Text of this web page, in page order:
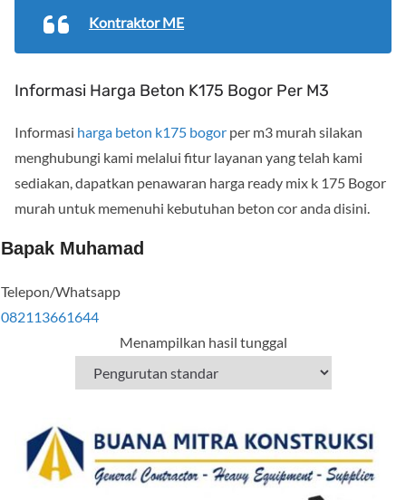
Kontraktor ME
Informasi Harga Beton K175 Bogor Per M3
Informasi harga beton k175 bogor per m3 murah silakan
menghubungi kami melalui fitur layanan yang telah kami
sediakan, dapatkan penawaran harga ready mix k 175 Bogor
murah untuk memenuhi kebutuhan beton cor anda disini.
Bapak Muhamad
Telepon/Whatsapp
082113661644
Menampilkan hasil tunggal